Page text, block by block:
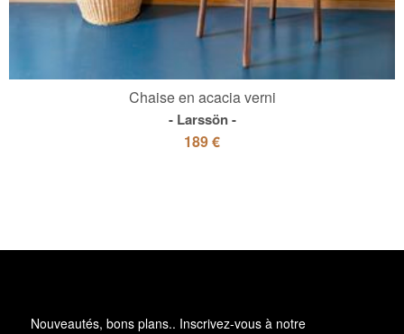
Chaise en acacia verni
Larssön
189 €
Nouveautés, bons plans.. Inscrivez-vous à notre